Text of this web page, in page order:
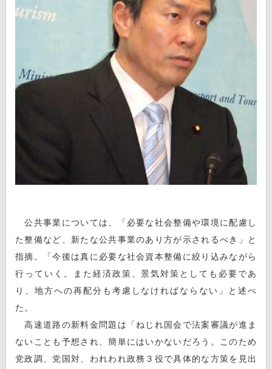
公共事業については、「必要な社会整備や環境に配慮し
た整備など、新たな公共事業のあり方が示されるべき」と
指摘。「今後は真に必要な社会資本整備に絞り込みながら
行っていく。また経済政策、景気対策としても必要であ
り、地方への再配分も考慮しなければならない」と述べ
た。
高速道路の新料金問題は「ねじれ国会で法案審議が進ま
ないことも予想され、簡単にはいかないだろう。このため
党政調、党国対、われわれ政務３役で具体的な方策を見出